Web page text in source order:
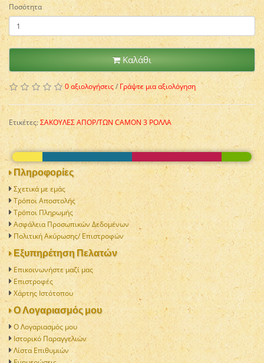
Ποσότητα
Καλάθι
0 αξιολογήσεις/Γράψτε μια αξιολόγηση
Ετικέτες:ΣΑΚΟΥΛΕΣ ΑΠΟΡ/ΤΩΝ CAMON 3 ΡΟΛΛΑ
Πληροφορίες
Σχετικά με εμάς
Τρόποι Αποστολής
Τρόποι Πληρωμής
Ασφάλεια Προσωπικών Δεδομένων
Πολιτική Aκύρωσης/ Επιστροφών
Εξυπηρέτηση Πελατών
Επικοινωνήστε μαζί μας
Επιστροφές
Χάρτης Ιστότοπου
Ο Λογαριασμός μου
Ο Λογαριασμός μου
Ιστορικό Παραγγελιών
Λίστα Επιθυμιών